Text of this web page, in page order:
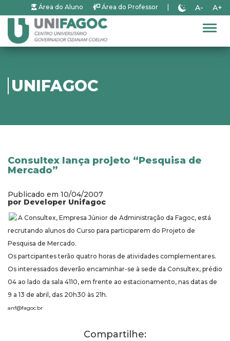
Área do Aluno Área do Professor A- A+
UNIFAGOC
Consultex lança projeto “Pesquisa de
Mercado”
Publicado em 10/04/2007
por Developer Unifagoc
A Consultex, Empresa Júnior de Administração da Fagoc, está
recrutando alunos do Curso para participarem do Projeto de
Pesquisa de Mercado.
Os partcipantes terão quatro horas de atividades complementares.
Os interessados deverão encaminhar-se à sede da Consultex, prédio
04 ao lado da sala 4110, em frente ao estacionamento, nas datas de
9 a 13 de abril, das 20h30 às 21h.
anf@fagoc.br
Compartilhe: